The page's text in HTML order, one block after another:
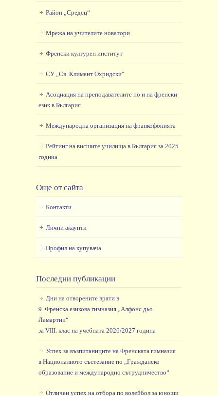
Район „Средец“
Мрежа на учителите новатори
Френски културен институт
СУ „Св. Климент Охридски“
Асоциация на преподавателите по и на френски
език в България
Международна организация на франкофонията
Рейтинг на висшите училища в България за 2025
година
Още от сайта
Контакти
Лични акаунти
Профил на купувача
Последни публикации
Дни на отворените врати в
9. Френска езикова гимназия „Алфонс дьо
Ламартин“
за VIII. клас на учебната 2026/2027 година
Успех за възпитаниците на Френската гимназия
в Националното състезание по „Гражданско
образование и международно сътрудничество“
Отличен успех на отбора по волейбол за юноши